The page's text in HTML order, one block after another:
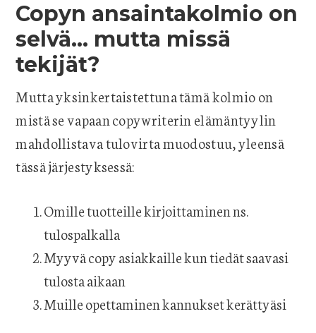
Copyn ansaintakolmio on
selvä… mutta missä
tekijät?
Mutta yksinkertaistettuna tämä kolmio on
mistä se vapaan copywriterin elämäntyylin
mahdollistava tulovirta muodostuu, yleensä
tässä järjestyksessä:
Omille tuotteille kirjoittaminen ns.
tulospalkalla
Myyvä copy asiakkaille kun tiedät saavasi
tulosta aikaan
Muille opettaminen kannukset kerättyäsi